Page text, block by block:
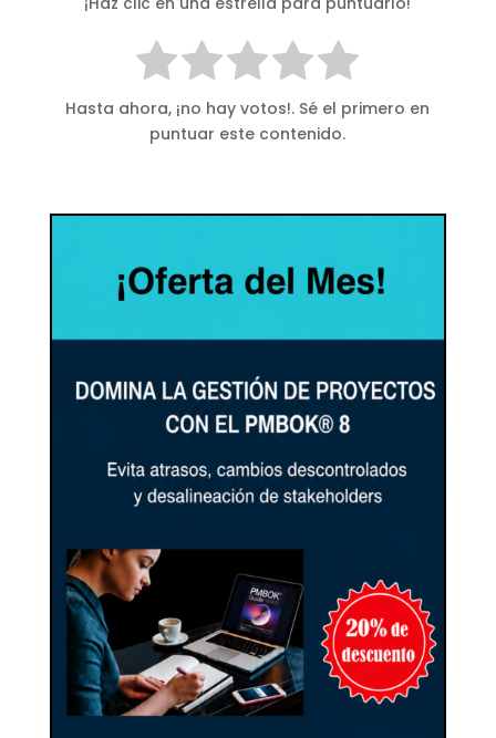
Hasta ahora, ¡no hay votos!. Sé el primero en
puntuar este contenido.